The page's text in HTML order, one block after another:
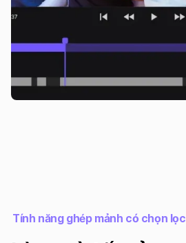
Tính năng ghép mảnh có chọn lọc